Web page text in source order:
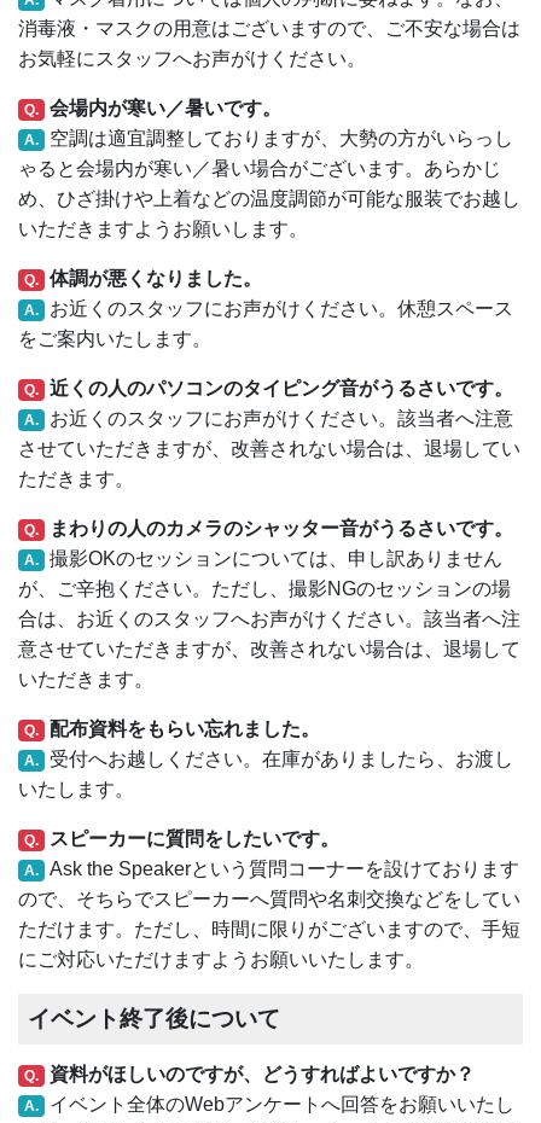
消毒液・マスクの用意はございますので、ご不安な場合は
お気軽にスタッフへお声がけください。
Q. 会場内が寒い／暑いです。
A. 空調は適宜調整しておりますが、大勢の方がいらっし
ゃると会場内が寒い／暑い場合がございます。あらかじ
め、ひざ掛けや上着などの温度調節が可能な服装でお越し
いただきますようお願いします。
Q. 体調が悪くなりました。
A. お近くのスタッフにお声がけください。休憩スペース
をご案内いたします。
Q. 近くの人のパソコンのタイピング音がうるさいです。
A. お近くのスタッフにお声がけください。該当者へ注意
させていただきますが、改善されない場合は、退場してい
ただきます。
Q. まわりの人のカメラのシャッター音がうるさいです。
A. 撮影OKのセッションについては、申し訳ありません
が、ご辛抱ください。ただし、撮影NGのセッションの場
合は、お近くのスタッフへお声がけください。該当者へ注
意させていただきますが、改善されない場合は、退場して
いただきます。
Q. 配布資料をもらい忘れました。
A. 受付へお越しください。在庫がありましたら、お渡し
いたします。
Q. スピーカーに質問をしたいです。
A. Ask the Speakerという質問コーナーを設けております
ので、そちらでスピーカーへ質問や名刺交換などをしてい
ただけます。ただし、時間に限りがございますので、手短
にご対応いただけますようお願いいたします。
イベント終了後について
Q. 資料がほしいのですが、どうすればよいですか？
A. イベント全体のWebアンケートへ回答をお願いいたし